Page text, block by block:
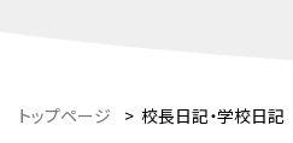
トップページ > 校長日記・学校日記